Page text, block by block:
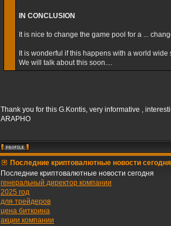
IN CONCLUSION
It is nice to change the game pool for a ...
It is wonderful if this happens with a world
We will talk about this soon....
Thank you for this G.Kontis, very informative ,
ARAPHO
Последние криптовалютные новости сегодня
Последние криптовалютные новости сегодня
генеральный директор компании
2025 год
для трейдеров
цена биткоина
акции компании